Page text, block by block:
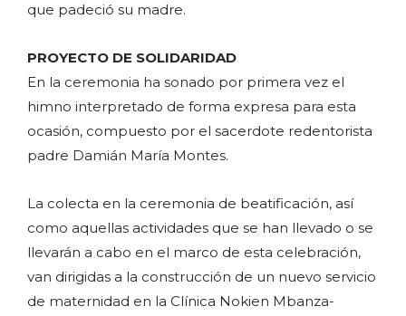
que padeció su madre.
PROYECTO DE SOLIDARIDAD
En la ceremonia ha sonado por primera vez el
himno interpretado de forma expresa para esta
ocasión, compuesto por el sacerdote redentorista
padre Damián María Montes.
La colecta en la ceremonia de beatificación, así
como aquellas actividades que se han llevado o se
llevarán a cabo en el marco de esta celebración,
van dirigidas a la construcción de un nuevo servicio
de maternidad en la Clínica Nokien Mbanza-